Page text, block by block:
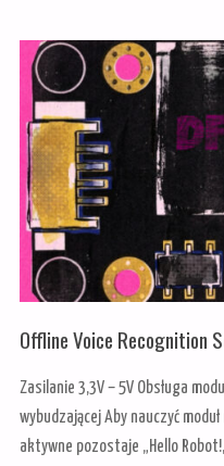
Offline Voice Recognition
Zasilanie 3,3V – 5V Obsługa
wybudzającej Aby nauczyć
aktywne pozostaje „Hello